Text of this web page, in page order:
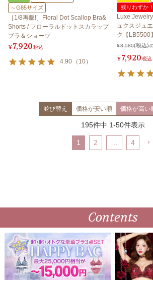
～G85サイズ
［1/8再販!］Floral Dot Scallop Bra&
Shorts / フローラルドットスカラップ
ブラ＆ショーツ
¥7,920税込
4.90 （ 10）
残りわずか！
Luxe
ュクスジュ
ク【LB5500】
¥8,580
¥7,920税込
並び替え 価格が安い順 価格が高い
195件中 1-50件表示
1 2 4
Contents